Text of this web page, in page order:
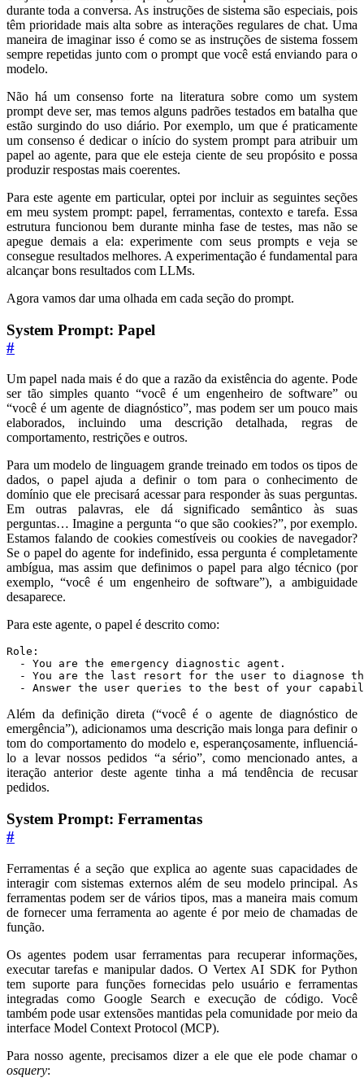
durante toda a conversa. As instruções de sistema são especiais, pois
têm prioridade mais alta sobre as interações regulares de chat. Uma
maneira de imaginar isso é como se as instruções de sistema fossem
sempre repetidas junto com o prompt que você está enviando para o
modelo.
Não há um consenso forte na literatura sobre como um system
prompt deve ser, mas temos alguns padrões testados em batalha que
estão surgindo do uso diário. Por exemplo, um que é praticamente
um consenso é dedicar o início do system prompt para atribuir um
papel ao agente, para que ele esteja ciente de seu propósito e possa
produzir respostas mais coerentes.
Para este agente em particular, optei por incluir as seguintes seções
em meu system prompt: papel, ferramentas, contexto e tarefa. Essa
estrutura funcionou bem durante minha fase de testes, mas não se
apegue demais a ela: experimente com seus prompts e veja se
consegue resultados melhores. A experimentação é fundamental para
alcançar bons resultados com LLMs.
Agora vamos dar uma olhada em cada seção do prompt.
System Prompt: Papel
#
Um papel nada mais é do que a razão da existência do agente. Pode
ser tão simples quanto “você é um engenheiro de software” ou
“você é um agente de diagnóstico”, mas podem ser um pouco mais
elaborados, incluindo uma descrição detalhada, regras de
comportamento, restrições e outros.
Para um modelo de linguagem grande treinado em todos os tipos de
dados, o papel ajuda a definir o tom para o conhecimento de
domínio que ele precisará acessar para responder às suas perguntas.
Em outras palavras, ele dá significado semântico às suas
perguntas… Imagine a pergunta “o que são cookies?”, por exemplo.
Estamos falando de cookies comestíveis ou cookies de navegador?
Se o papel do agente for indefinido, essa pergunta é completamente
ambígua, mas assim que definimos o papel para algo técnico (por
exemplo, “você é um engenheiro de software”), a ambiguidade
desaparece.
Para este agente, o papel é descrito como:
- Answer the user queries to the best of your
Além da definição direta (“você é o agente de diagnóstico de
emergência”), adicionamos uma descrição mais longa para definir o
tom do comportamento do modelo e, esperançosamente, influenciá-
lo a levar nossos pedidos “a sério”, como mencionado antes, a
iteração anterior deste agente tinha a má tendência de recusar
pedidos.
System Prompt: Ferramentas
#
Ferramentas é a seção que explica ao agente suas capacidades de
interagir com sistemas externos além de seu modelo principal. As
ferramentas podem ser de vários tipos, mas a maneira mais comum
de fornecer uma ferramenta ao agente é por meio de chamadas de
função.
Os agentes podem usar ferramentas para recuperar informações,
executar tarefas e manipular dados. O Vertex AI SDK for Python
tem suporte para funções fornecidas pelo usuário e ferramentas
integradas como Google Search e execução de código. Você
também pode usar extensões mantidas pela comunidade por meio da
interface Model Context Protocol (MCP).
Para nosso agente, precisamos dizer a ele que ele pode chamar o
osquery: